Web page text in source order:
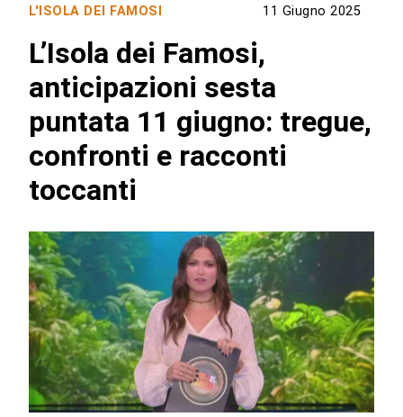
L'ISOLA DEI FAMOSI 11 Giugno 2025
L’Isola dei Famosi,
anticipazioni sesta
puntata 11 giugno: tregue,
confronti e racconti
toccanti